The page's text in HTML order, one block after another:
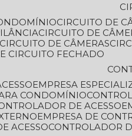
CIRCUITO DE
CIRCUITO DE
CIRCUITO DE CÂMERAS
CIRCUITO FECHADO
EMPRESA
CONDOMÍNIO
DE ACESSO
EMPRESA DE
ACESSO
CONTROLADOR